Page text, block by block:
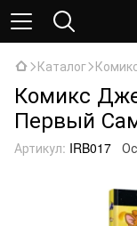
Каталог
Комикс
Первый
Артикул: IRB017